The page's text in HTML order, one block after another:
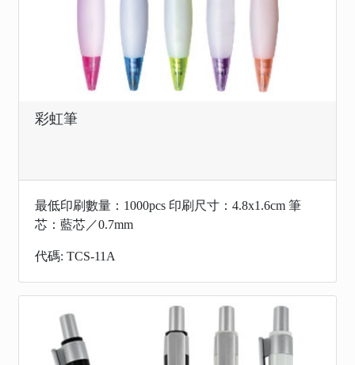
彩虹筆
最低印刷數量：1000pcs 印刷尺寸：4.8x1.6cm 筆
芯：藍芯／0.7mm
代碼: TCS-11A